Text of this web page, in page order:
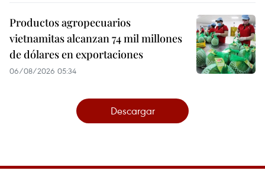
Productos agropecuarios
vietnamitas alcanzan 74 mil millones
de dólares en exportaciones
06/08/2026 05:34
Descargar